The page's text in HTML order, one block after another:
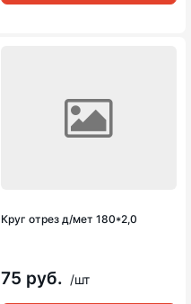
Круг отрез д/мет 180*2,0
75 руб. /шт